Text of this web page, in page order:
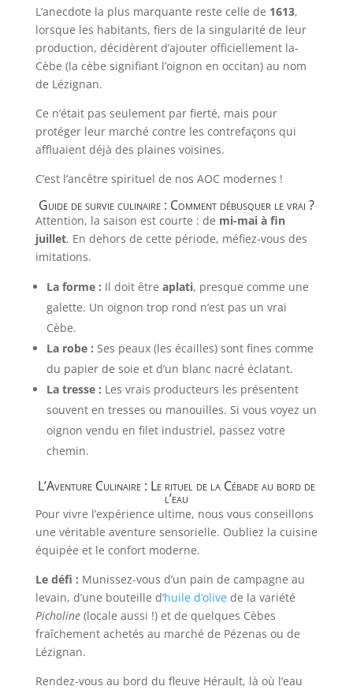
L’anecdote la plus marquante reste celle de 1613,
lorsque les habitants, fiers de la singularité de leur
production, décidèrent d’ajouter officiellement la-
Cèbe (la cèbe signifiant l’oignon en occitan) au nom
de Lézignan.
Ce n’était pas seulement par fierté, mais pour
protéger leur marché contre les contrefaçons qui
affluaient déjà des plaines voisines.
C’est l’ancêtre spirituel de nos AOC modernes !
Guide de survie culinaire : Comment débusquer le vrai ?
Attention, la saison est courte : de mi-mai à fin
juillet. En dehors de cette période, méfiez-vous des
imitations.
La forme : Il doit être aplati, presque comme une
galette. Un oignon trop rond n’est pas un vrai
Cèbe.
La robe : Ses peaux (les écailles) sont fines comme
du papier de soie et d’un blanc nacré éclatant.
La tresse : Les vrais producteurs les présentent
souvent en tresses ou manouilles. Si vous voyez un
oignon vendu en filet industriel, passez votre
chemin.
L’Aventure Culinaire : Le rituel de la Cébade au bord de
l’eau
Pour vivre l’expérience ultime, nous vous conseillons
une véritable aventure sensorielle. Oubliez la cuisine
équipée et le confort moderne.
Le défi : Munissez-vous d’un pain de campagne au
levain, d’une bouteille d’huile d’olivede la variété
Picholine(locale aussi !) et de quelques Cèbes
fraîchement achetés au marché de Pézenas ou de
Lézignan.
Rendez-vous au bord du fleuve Hérault, là où l’eau